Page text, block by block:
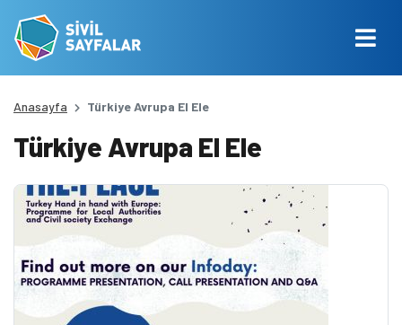
Anasayfa Türkiye Avrupa El Ele
Türkiye Avrupa El Ele